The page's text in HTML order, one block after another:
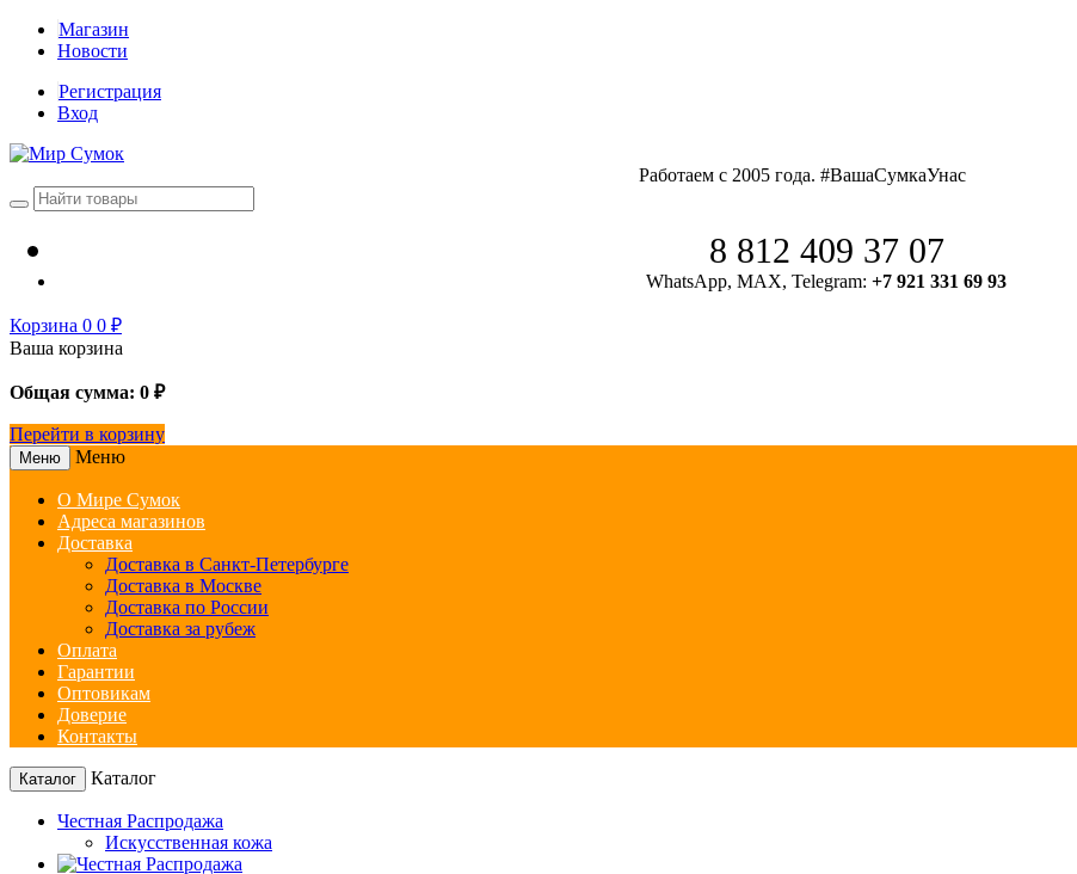
Магазин
Новости
Регистрация
Вход
Работаем с 2005 года. #ВашаСумкаУнас
8 812 409 37 07
WhatsApp, MAX, Telegram: +7 921 331 69 93
Корзина 0 0 ₽
Ваша корзина
Общая сумма: 0 ₽
Перейти в корзину
Меню Меню
О Мире Сумок
Адреса магазинов
Доставка
Доставка в Санкт-Петербурге
Доставка в Москве
Доставка по России
Доставка за рубеж
Оплата
Гарантии
Оптовикам
Доверие
Контакты
Каталог Каталог
Честная Распродажа
Искусственная кожа